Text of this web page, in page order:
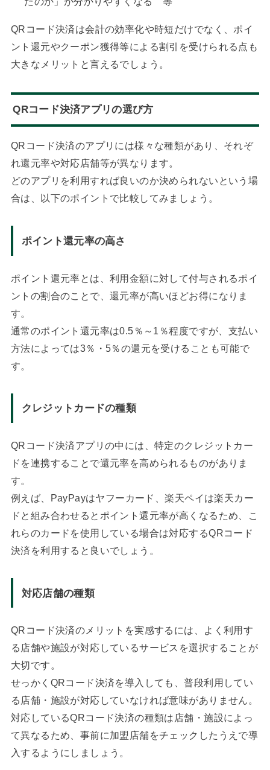
QRコード決済は会計の効率化や時短だけでなく、ポイ
ント還元やクーポン獲得等による割引を受けられる点も
大きなメリットと言えるでしょう。
QRコード決済アプリの選び方
QRコード決済のアプリには様々な種類があり、それぞ
れ還元率や対応店舗等が異なります。
どのアプリを利用すれば良いのか決められないという場
合は、以下のポイントで比較してみましょう。
ポイント還元率の高さ
ポイント還元率とは、利用金額に対して付与されるポイ
ントの割合のことで、還元率が高いほどお得になりま
す。
通常のポイント還元率は0.5％～1％程度ですが、支払い
方法によっては3％・5％の還元を受けることも可能で
す。
クレジットカードの種類
QRコード決済アプリの中には、特定のクレジットカー
ドを連携することで還元率を高められるものがありま
す。
例えば、PayPayはヤフーカード、楽天ペイは楽天カー
ドと組み合わせるとポイント還元率が高くなるため、こ
れらのカードを使用している場合は対応するQRコード
決済を利用すると良いでしょう。
対応店舗の種類
QRコード決済のメリットを実感するには、よく利用す
る店舗や施設が対応しているサービスを選択することが
大切です。
せっかくQRコード決済を導入しても、普段利用してい
る店舗・施設が対応していなければ意味がありません。
対応しているQRコード決済の種類は店舗・施設によっ
て異なるため、事前に加盟店舗をチェックしたうえで導
入するようにしましょう。